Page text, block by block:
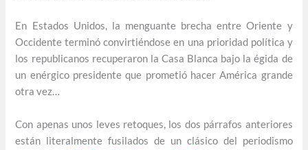
En Estados Unidos, la menguante brecha entre Oriente y
Occidente terminó convirtiéndose en una prioridad política y
los republicanos recuperaron la Casa Blanca bajo la égida de
un enérgico presidente que prometió hacer América grande
otra vez…
Con apenas unos leves retoques, los dos párrafos anteriores
están literalmente fusilados de un clásico del periodismo